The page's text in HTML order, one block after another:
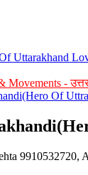
Uttarakhand
Movements -
Of
9910532720,